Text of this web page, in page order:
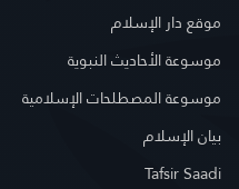
موقع دار الإسلام
موسوعة الأحاديث النبوية
موسوعة المصطلحات الإسلامية
بيان الإسلام
Tafsir Saadi